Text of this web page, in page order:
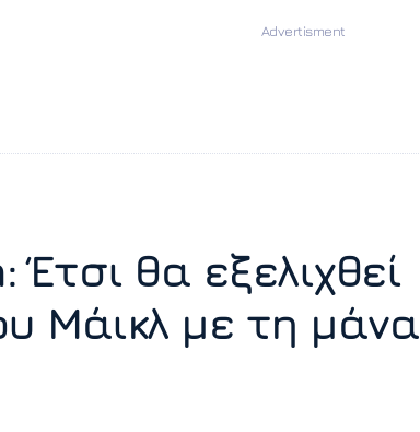
Έτσι θα εξελιχθεί
Μάικλ με τη μάνα